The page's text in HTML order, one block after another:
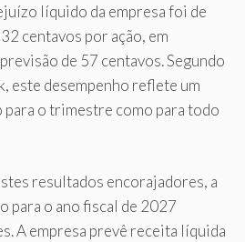
líquido da empresa foi de
centavos por ação, em
de 57 centavos. Segundo
este desempenho reflete um
para o trimestre como para todo
resultados encorajadores, a
para o ano fiscal de 2027
A empresa prevê receita líquida